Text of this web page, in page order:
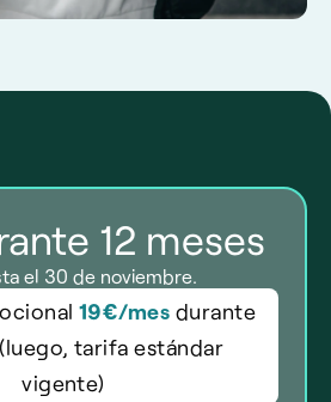
12 meses
el 30 de noviembre.
19€/mes durante
(luego, tarifa estándar
vigente)